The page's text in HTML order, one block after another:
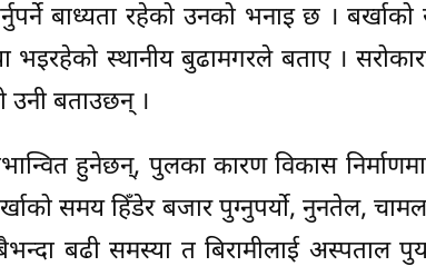
बाध्यता रहेको उनको भनाइ छ ।
भइरहेको स्थानीय बुढामगरले बताए ।
उनी बताउछन् ।
हुनेछन्, पुलका कारण विकास
समय हिँडेर बजार पुग्नुपर्यो, नुनतेल,
बढी समस्या त बिरामीलाई अस्पताल